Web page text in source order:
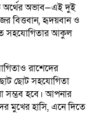
অর্থের অভাব—এই দুই
বিত্তবান, হৃদয়বান ও
সহযোগিতার আকুল
রাশেদের
ছোট সহযোগিতা
সম্ভব হবে। আপনার
মুখের হাসি, এনে দিতে